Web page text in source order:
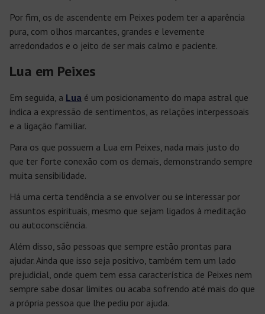
Por fim, os de ascendente em Peixes podem ter a aparência
pura, com olhos marcantes, grandes e levemente
arredondados e o jeito de ser mais calmo e paciente.
Lua em Peixes
Em seguida, a Lua é um posicionamento do mapa astral que
indica a expressão de sentimentos, as relações interpessoais
e a ligação familiar.
Para os que possuem a Lua em Peixes, nada mais justo do
que ter forte conexão com os demais, demonstrando sempre
muita sensibilidade.
Há uma certa tendência a se envolver ou se interessar por
assuntos espirituais, mesmo que sejam ligados à meditação
ou autoconsciência.
Além disso, são pessoas que sempre estão prontas para
ajudar. Ainda que isso seja positivo, também tem um lado
prejudicial, onde quem tem essa característica de Peixes nem
sempre sabe dosar limites ou acaba sofrendo até mais do que
a própria pessoa que lhe pediu por ajuda.